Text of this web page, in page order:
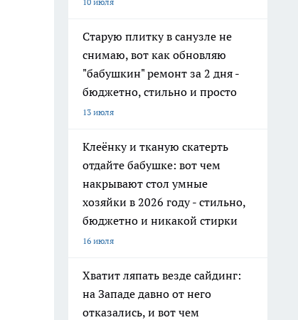
Старую плитку в санузле не
снимаю, вот как обновляю
"бабушкин" ремонт за 2 дня -
бюджетно, стильно и просто
13 июля
Клеёнку и тканую скатерть
отдайте бабушке: вот чем
накрывают стол умные
хозяйки в 2026 году - стильно,
бюджетно и никакой стирки
16 июля
Хватит ляпать везде сайдинг:
на Западе давно от него
отказались, и вот чем